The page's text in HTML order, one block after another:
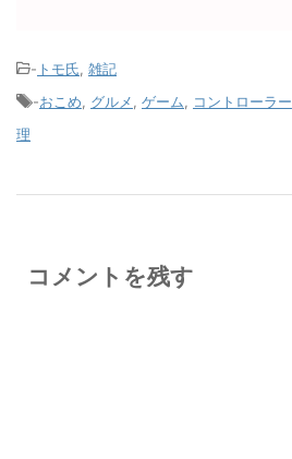
- トモ氏 雑記
-おこめ グルメ ゲーム コントローラー
理
コメントを残す